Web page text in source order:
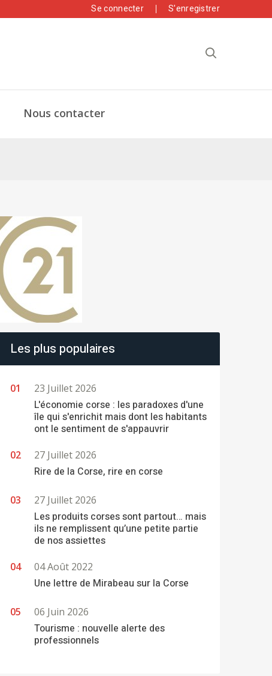
Se connecter S'enregistrer
Nous contacter
Les plus populaires
23 Juillet 2026
L'économie corse : les paradoxes d'une
île qui s'enrichit mais dont les habitants
ont le sentiment de s'appauvrir
27 Juillet 2026
Rire de la Corse, rire en corse
27 Juillet 2026
Les produits corses sont partout… mais
ils ne remplissent qu’une petite partie
de nos assiettes
04 Août 2022
Une lettre de Mirabeau sur la Corse
06 Juin 2026
Tourisme : nouvelle alerte des
professionnels